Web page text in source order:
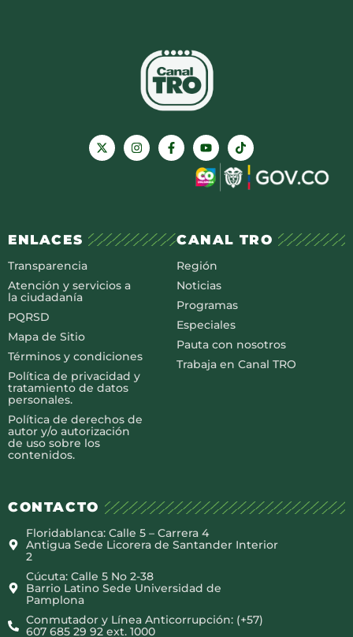
ENLACES
Transparencia
Atención y servicios a
la ciudadanía
PQRSD
Mapa de Sitio
Términos y condiciones
Política de privacidad y
tratamiento de datos
personales.
Política de derechos de
autor y/o autorización
de uso sobre los
contenidos.
CANAL TRO
Región
Noticias
Programas
Especiales
Pauta con nosotros
Trabaja en Canal TRO
CONTACTO
Floridablanca: Calle 5 – Carrera 4
Antigua Sede Licorera de Santander Interior
2
Cúcuta: Calle 5 No 2-38
Barrio Latino Sede Universidad de
Pamplona
Conmutador y Línea Anticorrupción: (+57)
607 685 29 92 ext. 1000